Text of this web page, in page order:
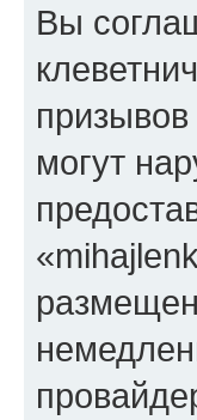
Вы
могут